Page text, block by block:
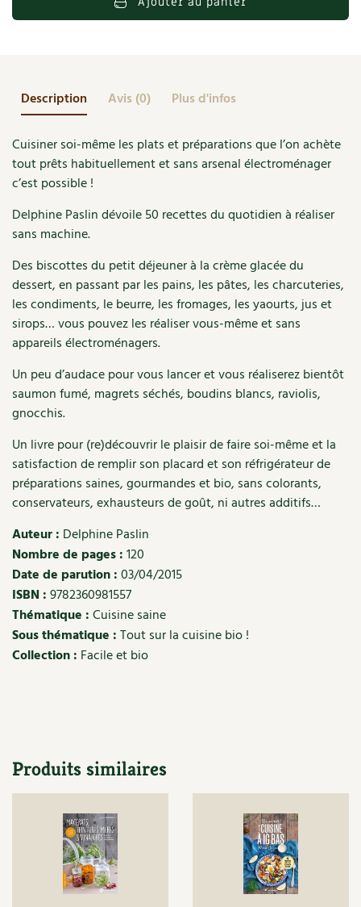
Cures, régimes
Dessert, Boulangerie
Techniques, conservation, organisation
Agenda, calendrier
NOUVEAUTÉS
Feuilleter le catalogue
Cartes cadeau
Bricolages au jardin
Ravageurs et maladies au jardin
Petit élevage
Alimentation et nutrition
Recettes de printemps
Recettes par type de plat
Recettes sans gluten
Recettes végétariennes et vegan
Conception et gros oeuvre
Matériaux écologiques
Énergie
Gestion de l’eau
Entretien de la maison
Décoration et petit bricolage
Soins et cosmétiques au naturel
Vivre l’écologie
Protéger la nature
Les chroniques de Marie
Cuisine saine
Société et alternatives
Les 4 saisons& vous
Questions à la rédaction
Entre abonné·es
Trucs & astuces
Trocs & petites annonces
Appels à témoignage
Bonnes adresses
Liste des pépiniéristes
Mieux consommer
mes
sans
machine
Description Avis (0) Plus d'infos
Cuisiner soi-même les plats et préparations que l’on achète
tout prêts habituellement et sans arsenal électroménager
c’est possible !
Delphine Paslin dévoile 50 recettes du quotidien à réaliser
sans machine.
Des biscottes du petit déjeuner à la crème glacée du
dessert, en passant par les pains, les pâtes, les charcuteries,
les condiments, le beurre, les fromages, les yaourts, jus et
sirops… vous pouvez les réaliser vous-même et sans
appareils électroménagers.
Un peu d’audace pour vous lancer et vous réaliserez bientôt
saumon fumé, magrets séchés, boudins blancs, raviolis,
gnocchis.
Un livre pour (re)découvrir le plaisir de faire soi-même et la
satisfaction de remplir son placard et son réfrigérateur de
préparations saines, gourmandes et bio, sans colorants,
conservateurs, exhausteurs de goût, ni autres additifs…
Auteur : Delphine Paslin
Nombre de pages :120
Date de parution :03/04/2015
ISBN :9782360981557
Thématique :Cuisine saine
Sous thématique :Tout sur la cuisine bio !
Collection : Facile et bio
Produits similaires